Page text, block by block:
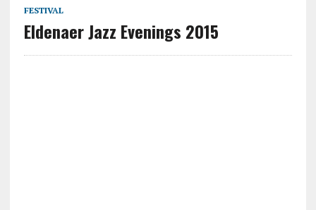
FESTIVAL
Eldenaer Jazz Evenings 2015